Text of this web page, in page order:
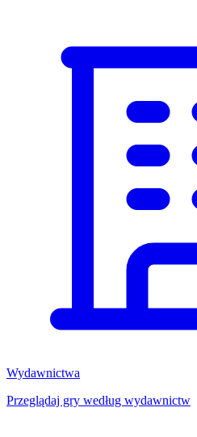
Wydawnictwa
Przeglądaj gry według wydawnictw